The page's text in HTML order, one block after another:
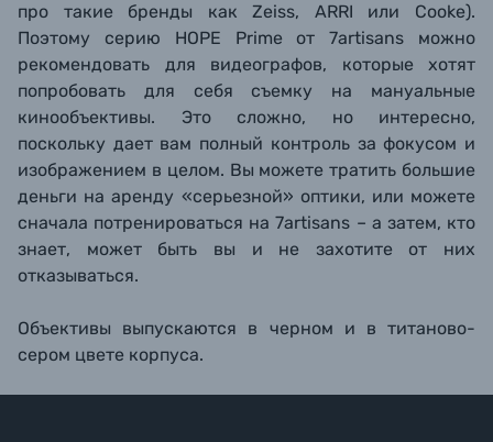
про такие бренды как Zeiss, ARRI или Cooke).
Поэтому серию HOPE Prime от 7artisans можно
рекомендовать для видеографов, которые хотят
попробовать для себя съемку на мануальные
кинообъективы. Это сложно, но интересно,
поскольку дает вам полный контроль за фокусом и
изображением в целом. Вы можете тратить большие
деньги на аренду «серьезной» оптики, или можете
сначала потренироваться на 7artisans – а затем, кто
знает, может быть вы и не захотите от них
отказываться.
Объективы выпускаются в черном и в титаново-
сером цвете корпуса.